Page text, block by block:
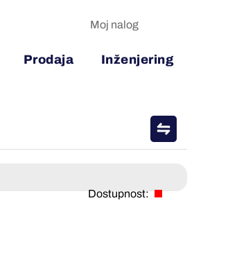
Prodaja Inženjering
Moj nalog
Dostupnost: